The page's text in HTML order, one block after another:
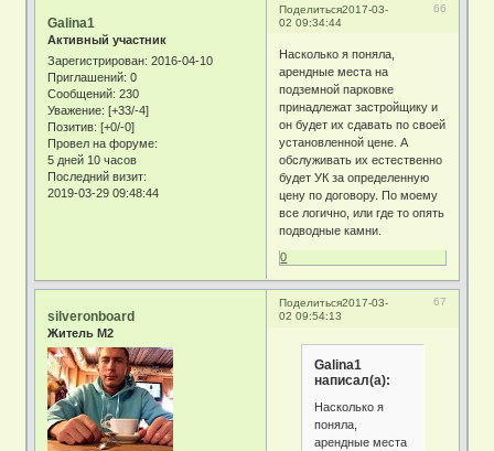
Поделиться 66
2017-03-
02 09:34:44
Galina1
Активный участник
Зарегистрирован: 2016-04-10
Приглашений: 0
Сообщений: 230
Уважение: [+33/-4]
Позитив: [+0/-0]
Провел на форуме:
5 дней 10 часов
Последний визит:
2019-03-29 09:48:44
Насколько я поняла,
арендные места на
подземной парковке
принадлежат застройщику и
он будет их сдавать по своей
установленной цене. А
обслуживать их естественно
будет УК за определенную
цену по договору. По моему
все логично, или где то опять
подводные камни.
0
Поделиться 67
2017-03-
02 09:54:13
silveronboard
Житель М2
Galina1
написал(а):
Насколько я
поняла,
арендные места